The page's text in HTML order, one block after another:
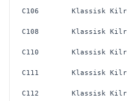
C106 Klassisk
C108 Klassisk
C110 Klassisk
C111 Klassisk
C112 Klassisk